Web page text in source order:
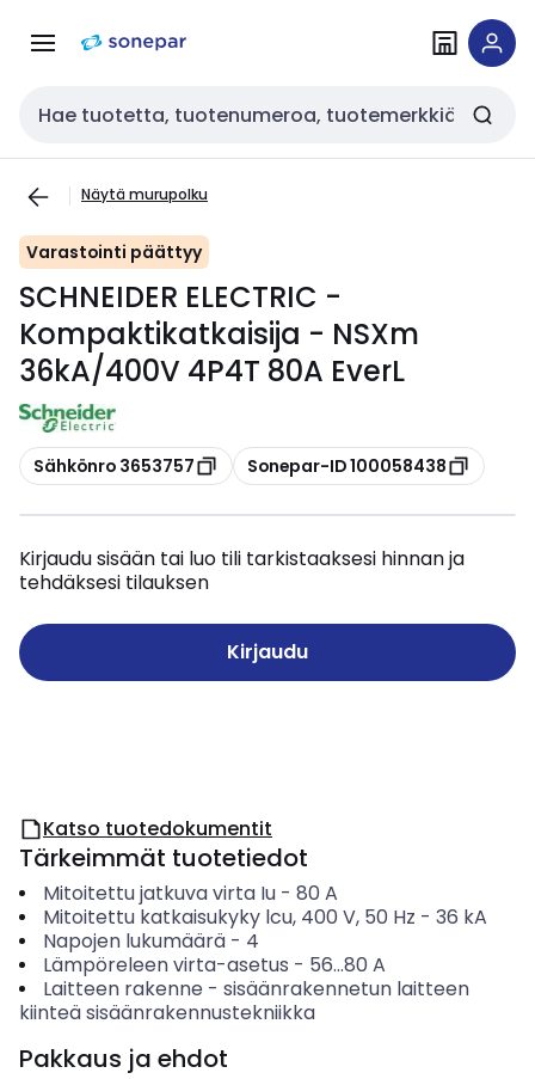
navigointiinsisältöön
Haku
Näytä murupolku
Varastointi päättyy
SCHNEIDER ELECTRIC -
Kompaktikatkaisija - NSXm
36kA/400V 4P4T 80A EverL
Kopioi
Sähkönro 3653757 Kopioi
Sonepar-ID 100058438
Kirjaudu sisään tai luo tili tarkistaaksesi hinnan ja
tehdäksesi tilauksen
Kirjaudu
Katso tuotedokumentit
Tärkeimmät tuotetiedot
Mitoitettu jatkuva virta Iu- 80 A
Mitoitettu katkaisukyky lcu, 400 V, 50 Hz - 36 kA
Napojen lukumäärä- 4
Lämpöreleen virta-asetus - 56...80 A
Laitteen rakenne - sisäänrakennetun laitteen
kiinteä sisäänrakennustekniikka
Pakkaus ja ehdot